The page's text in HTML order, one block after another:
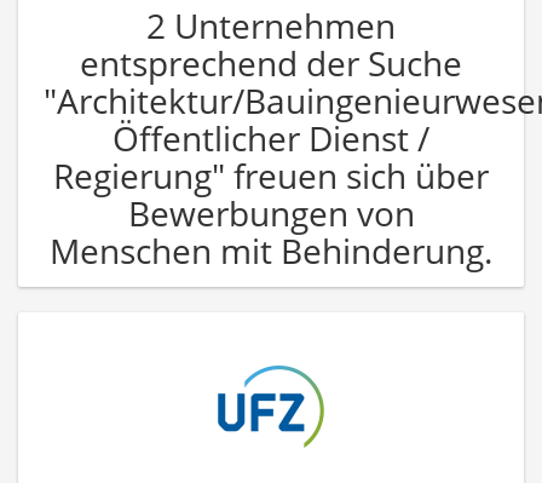
2 Unternehmen
entsprechend der Suche
"Architektur/
Öffentlicher Dienst /
Regierung" freuen sich über
Bewerbungen von
Menschen mit Behinderung.